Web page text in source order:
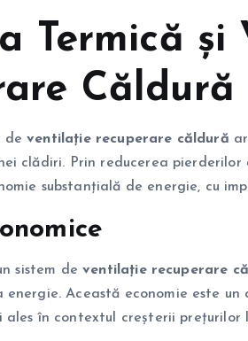
Termică și
Căldură
deventilație recuperare căldură
clădiri. Prin reducerea pierderilor
substanțială de energie, cu
sistem deventilație recuperare
Această economie este
ales în contextul creșterii prețurilor